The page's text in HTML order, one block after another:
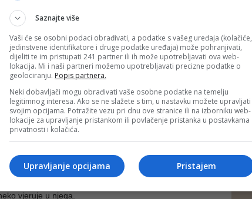
koristite može promijeniti nečiji život
otvoreni poziv svim građanima koji posjeduju muzičke
ne koriste da ih doniraju Fondaciji za muzičke, likovne
Sarajevo. Ti instrumenti bit će potom stavljeni na
potrebama,
starateljskog staranja,
iz socijalno osjetljivih porodica.
stari instrument.
nije imalo priliku da svira – to je prva nada, prvi uspjeh
vjeruje u njega.
Saznajte više
Vaši će se osobni podaci obrađivati, a podatke s vašeg uređaja (kolačiće,
jedinstvene identifikatore i druge podatke uređaja) može pohranjivati,
dijeliti te im pristupati 241 partner ili ih može upotrebljavati ova web-
lokacija. Mi i naši partneri možemo upotrebljavati precizne podatke o
geolociranju. Popis partnera.
Neki dobavljači mogu obrađivati vaše osobne podatke na temelju
legitimnog interesa. Ako se ne slažete s tim, u nastavku možete upravljati
svojim opcijama. Potražite vezu pri dnu ove stranice ili na izborniku web-
lokacije za upravljanje pristankom ili povlačenje pristanka u postavkama
privatnosti i kolačića.
Pristajem
Upravljanje opcijama